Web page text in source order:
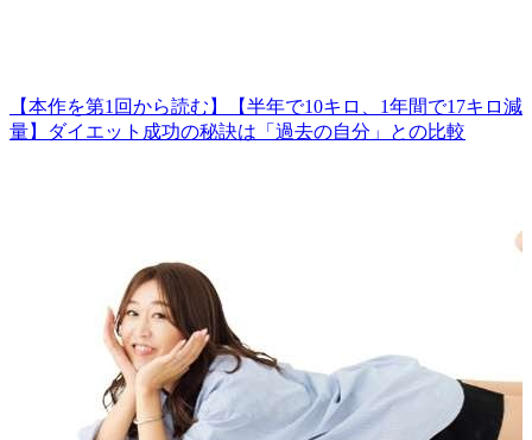
【本作を第1回から読む】【半年で10キロ、1年間で17キロ減
量】ダイエット成功の秘訣は「過去の自分」との比較